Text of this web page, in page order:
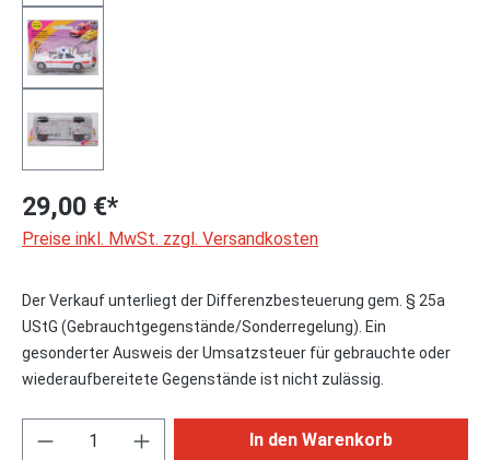
29,00 €*
Preise inkl. MwSt. zzgl. Versandkosten
Der Verkauf unterliegt der Differenzbesteuerung gem. § 25a
UStG (Gebrauchtgegenstände/Sonderregelung). Ein
gesonderter Ausweis der Umsatzsteuer für gebrauchte oder
wiederaufbereitete Gegenstände ist nicht zulässig.
Produkt Anzahl: Gib den gewünschten
In den Warenkorb